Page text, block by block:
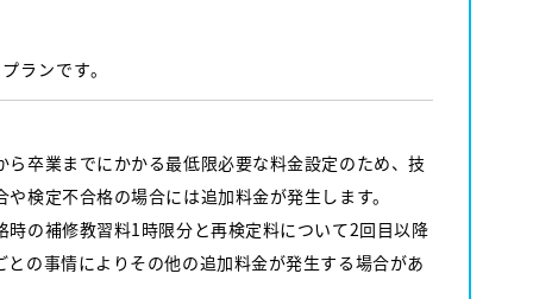
ランです。
卒業までにかかる最低限必要な料金設定のため、技
検定不合格の場合には追加料金が発生します。
の補修教習料1時限分と再検定料について2回目以降
の事情によりその他の追加料金が発生する場合があ